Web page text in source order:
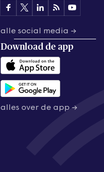
alle social media →
Download de app
alles over de app →